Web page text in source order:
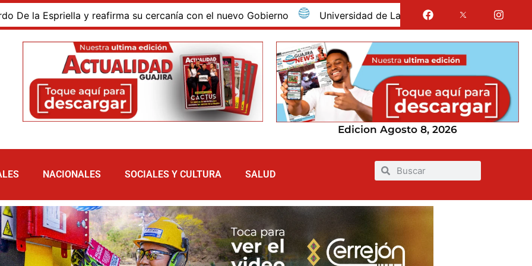
y reafirma su cercanía con el nuevo Gobierno Universidad de La Guajira celebró la obtención del
Edicion Agosto 8, 2026
NACIONALES SOCIALES Y CULTURA SALUD